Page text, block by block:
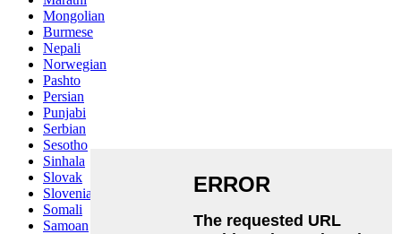
Mongolian
Burmese
Nepali
Norwegian
Pashto
Persian
Punjabi
Serbian
Sesotho
Sinhala
Slovak
Slovenian
Somali
Samoan